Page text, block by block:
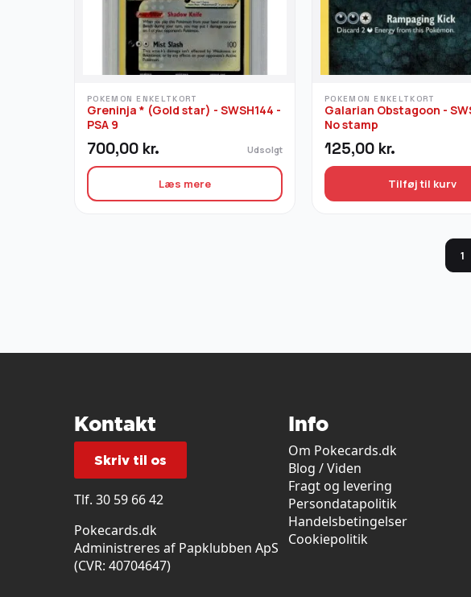
POKEMON ENKELTKORT
Greninja * (Gold star) - SWSH144 -
PSA 9
700,00 kr. Udsolgt
Læs mere
POKEMON ENKELTKORT
Galarian Obstagoon -
No stamp
125,00 kr.
Tilføj til kurv
1
Kontakt
Skriv til os
Tlf. 30 59 66 42
Pokecards.dk
Administreres af Papklubben ApS
(CVR: 40704647)
Info
Om Pokecards.dk
Blog / Viden
Fragt og levering
Persondatapolitik
Handelsbetingelser
Cookiepolitik